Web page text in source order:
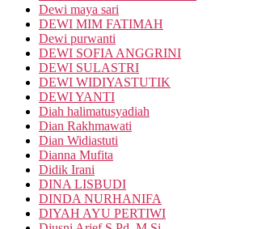
Dewi maya sari
DEWI MIM FATIMAH
Dewi purwanti
DEWI SOFIA ANGGRINI
DEWI SULASTRI
DEWI WIDIYASTUTIK
DEWI YANTI
Diah halimatusyadiah
Dian Rakhmawati
Dian Widiastuti
Dianna Mufita
Didik Irani
DINA LISBUDI
DINDA NURHANIFA
DIYAH AYU PERTIWI